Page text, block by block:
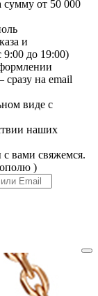
сумму от 50 000
и
9:00 до 19:00)
сразу на email
виде с
наших
с вами свяжемся.
)